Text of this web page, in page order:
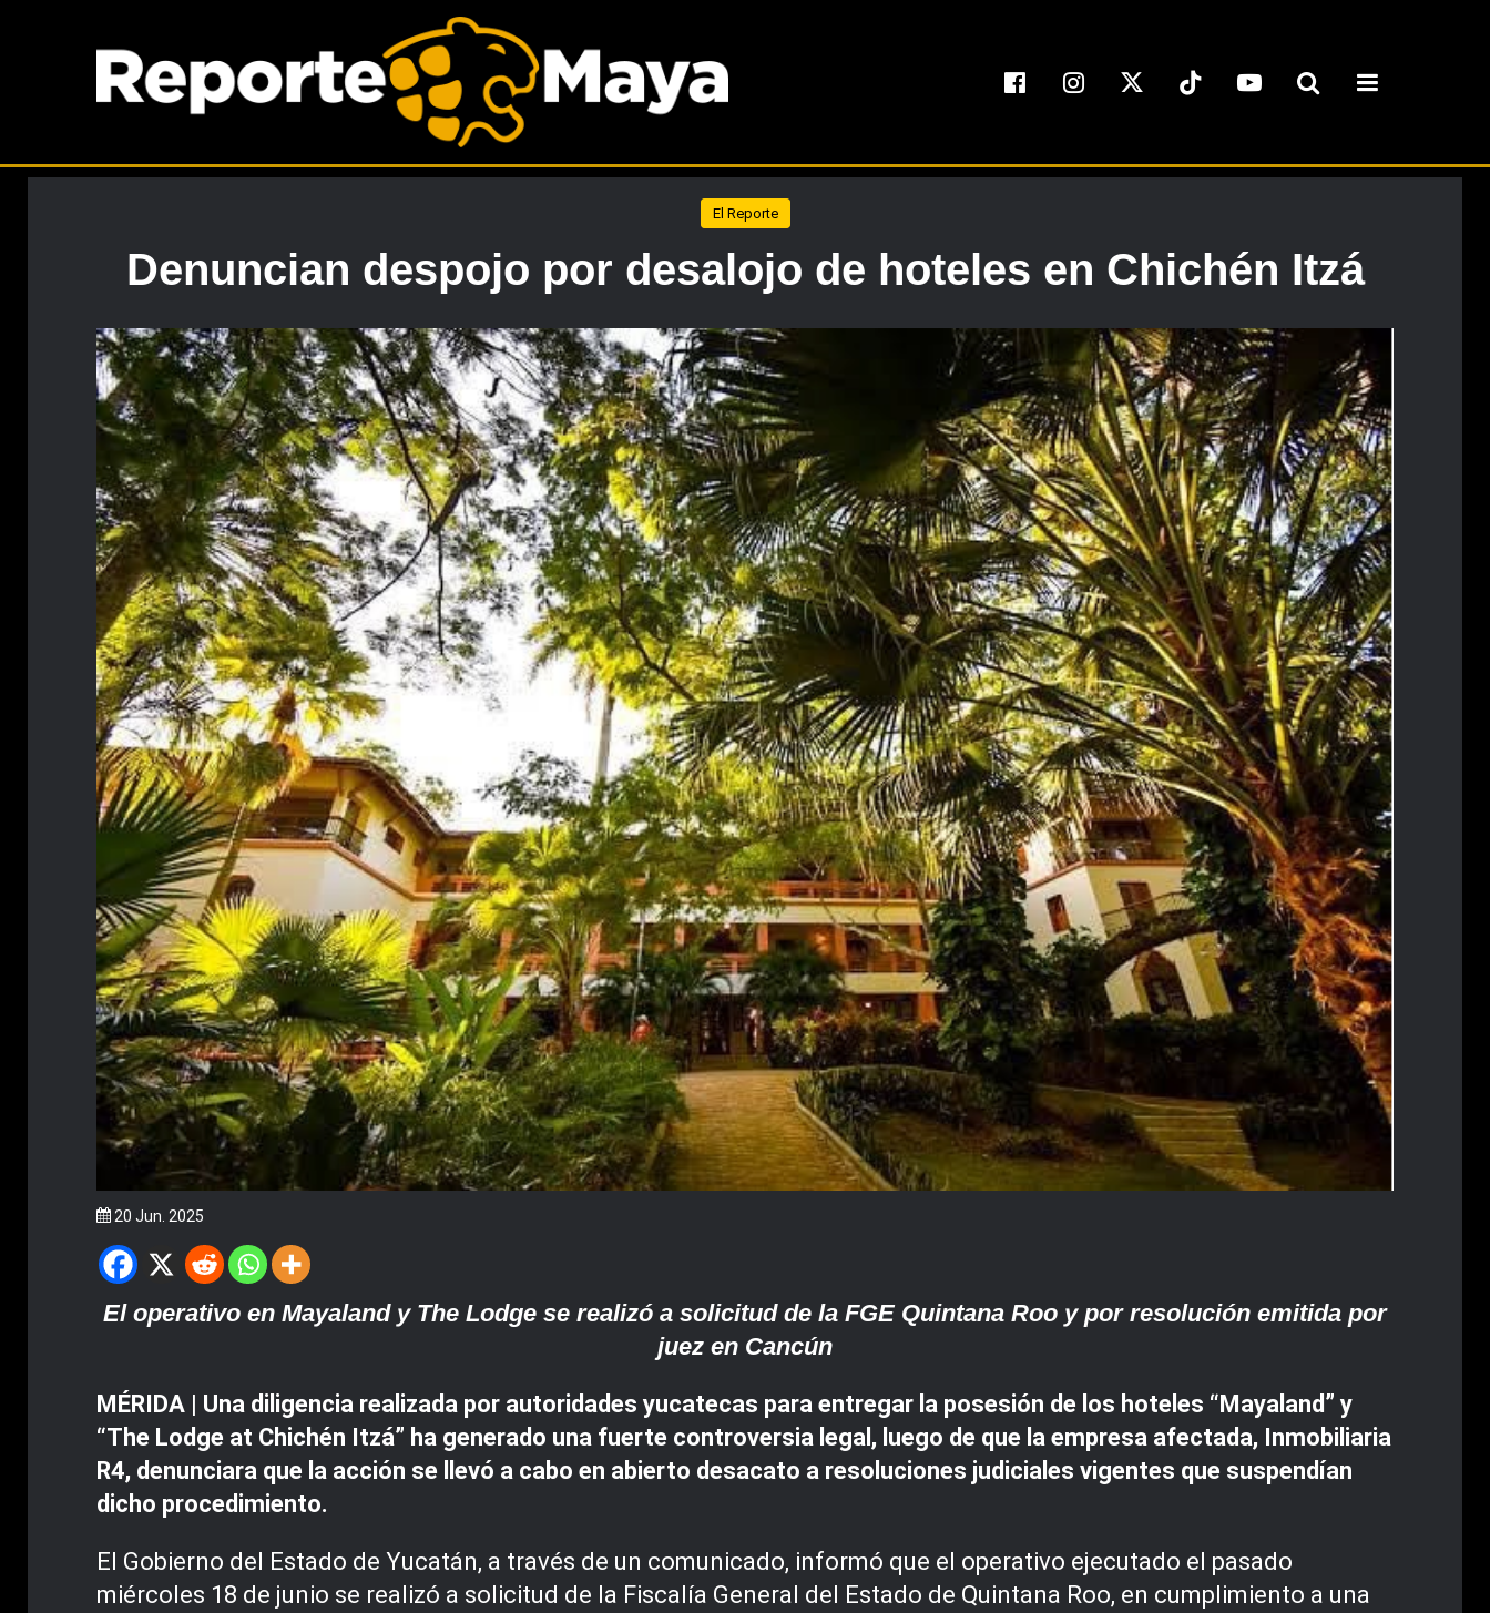
El Reporte
Denuncian despojo por desalojo de hoteles en Chichén Itzá
20 Jun. 2025
El operativo en Mayaland y The Lodge se realizó a solicitud de la FGE Quintana Roo y por resolución emitida por
juez en Cancún
MÉRIDA | Una diligencia realizada por autoridades yucatecas para entregar la posesión de los hoteles “Mayaland” y
“The Lodge at Chichén Itzá” ha generado una fuerte controversia legal, luego de que la empresa afectada, Inmobiliaria
R4, denunciara que la acción se llevó a cabo en abierto desacato a resoluciones judiciales vigentes que suspendían
dicho procedimiento.
El Gobierno del Estado de Yucatán, a través de un comunicado, informó que el operativo ejecutado el pasado
miércoles 18 de junio se realizó a solicitud de la Fiscalía General del Estado de Quintana Roo, en cumplimiento a una